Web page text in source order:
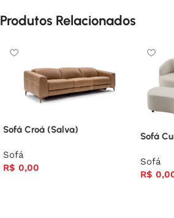
Produtos Relacionados
Sofá Croá (Salva)
Sofá
R$ 0,00
Sofá
Sofá
R$